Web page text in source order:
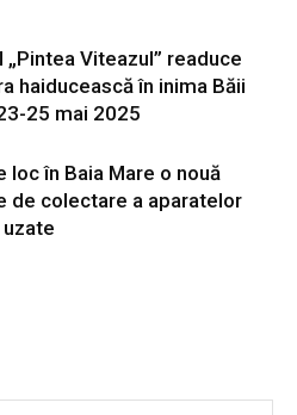
„Pintea Viteazul” readuce
haiducească în inima Băii
25 mai 2025
loc în Baia Mare o nouă
de colectare a aparatelor